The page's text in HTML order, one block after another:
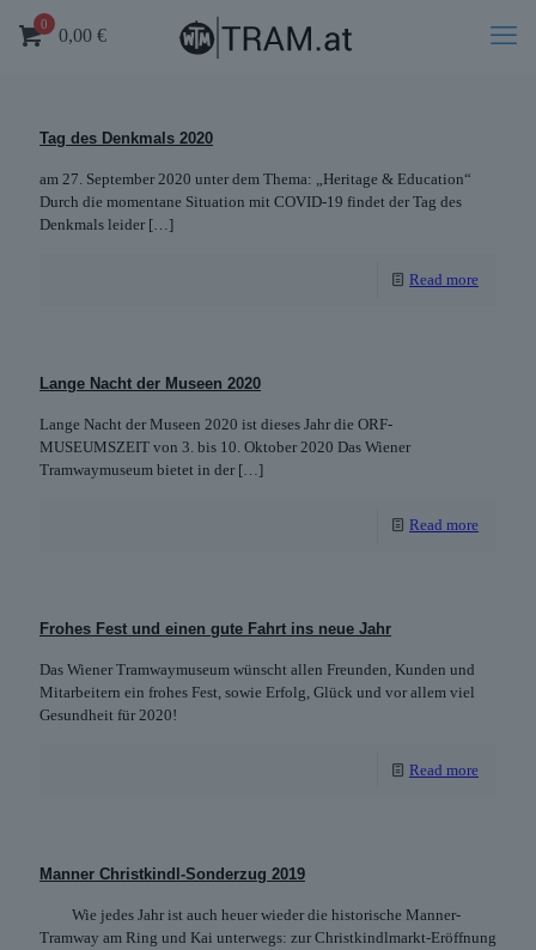
0
0,00 €
Tag des Denkmals 2020
am 27. September 2020 unter dem Thema: „Heritage & Education“
Durch die momentane Situation mit COVID-19 findet der Tag des
Denkmals leider […]
Read more
Lange Nacht der Museen 2020
Lange Nacht der Museen 2020 ist dieses Jahr die ORF-
MUSEUMSZEIT von 3. bis 10. Oktober 2020 Das Wiener
Tramwaymuseum bietet in der […]
Read more
Frohes Fest und einen gute Fahrt ins neue Jahr
Das Wiener Tramwaymuseum wünscht allen Freunden, Kunden und
Mitarbeitern ein frohes Fest, sowie Erfolg, Glück und vor allem viel
Gesundheit für 2020!
Read more
Manner Christkindl-Sonderzug 2019
Wie jedes Jahr ist auch heuer wieder die historische Manner-
Tramway am Ring und Kai unterwegs: zur Christkindlmarkt-Eröffnung